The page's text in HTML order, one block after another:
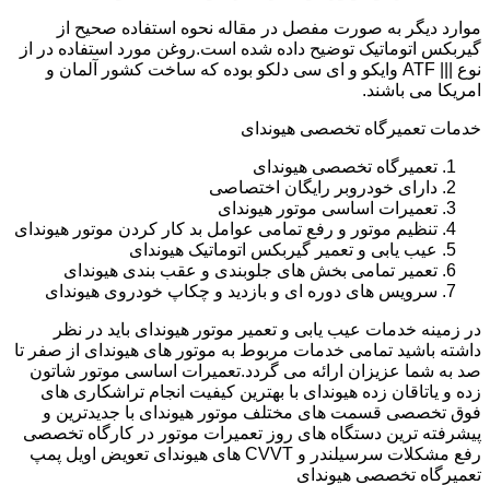
موارد دیگر به صورت مفصل در مقاله نحوه استفاده صحیح از
گیربکس اتوماتیک توضیح داده شده است.روغن مورد استفاده در از
نوع ||| ATF وایکو و ای سی دلکو بوده که ساخت کشور آلمان و
امریکا می باشند.
خدمات تعمیرگاه تخصصی هیوندای
تعمیرگاه تخصصی هیوندای
دارای خودروبر رایگان اختصاصی
تعمیرات اساسی موتور هیوندای
تنظیم موتور و رفع تمامی عوامل بد کار کردن موتور هیوندای
عیب یابی و تعمیر گیربکس اتوماتیک هیوندای
تعمیر تمامی بخش های جلوبندی و عقب بندی هیوندای
سرویس های دوره ای و بازدید و چکاپ خودروی هیوندای
در زمینه خدمات عیب یابی و تعمیر موتور هیوندای باید در نظر
داشته باشید تمامی خدمات مربوط به موتور های هیوندای از صفر تا
صد به شما عزیزان ارائه می گردد.تعمیرات اساسی موتور شاتون
زده و یاتاقان زده هیوندای با بهترین کیفیت انجام تراشکاری های
فوق تخصصی قسمت های مختلف موتور هیوندای با جدیدترین و
پیشرفته ترین دستگاه های روز تعمیرات موتور در کارگاه تخصصی
رفع مشکلات سرسیلندر و CVVT های هیوندای تعویض اویل پمپ
تعمیرگاه تخصصی هیوندای